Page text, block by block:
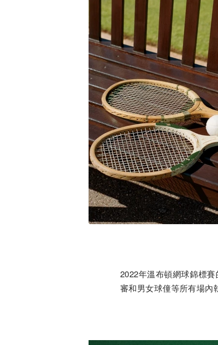
2022年溫布頓網球錦標
審和男女球僮等所有場內